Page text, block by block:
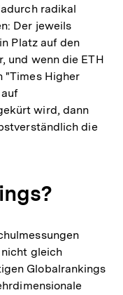
radikal
Der jeweils
Platz auf den
und wenn die ETH
"Times Higher
wird, dann
die
gleich
Globalrankings